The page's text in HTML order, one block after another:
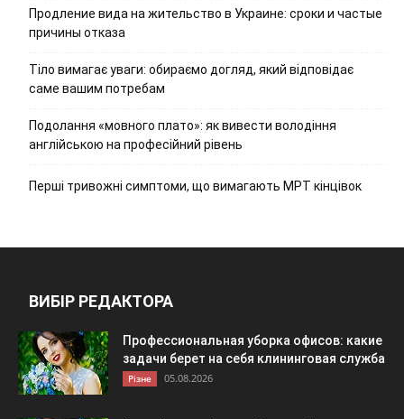
Продление вида на жительство в Украине: сроки и частые
причины отказа
Тіло вимагає уваги: обираємо догляд, який відповідає
саме вашим потребам
Подолання «мовного плато»: як вивести володіння
англійською на професійний рівень
Перші тривожні симптоми, що вимагають МРТ кінцівок
ВИБІР РЕДАКТОРА
Профессиональная уборка офисов: какие
задачи берет на себя клининговая служба
Різне 05.08.2026